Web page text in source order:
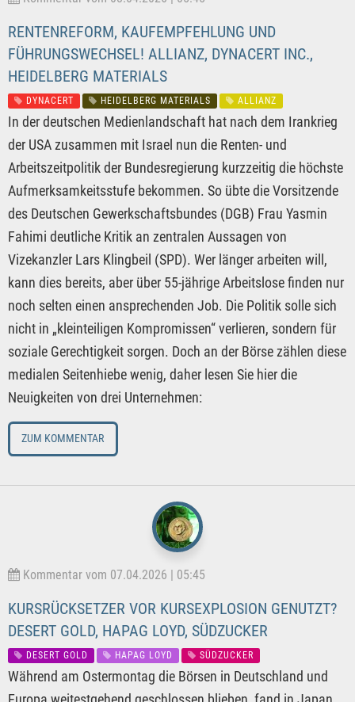
RENTENREFORM, KAUFEMPFEHLUNG UND
FÜHRUNGSWECHSEL! ALLIANZ, DYNACERT INC.,
HEIDELBERG MATERIALS
DYNACERT HEIDELBERG MATERIALS ALLIANZ
In der deutschen Medienlandschaft hat nach dem Irankrieg
der USA zusammen mit Israel nun die Renten- und
Arbeitszeitpolitik der Bundesregierung kurzzeitig die höchste
Aufmerksamkeitsstufe bekommen. So übte die Vorsitzende
des Deutschen Gewerkschaftsbundes (DGB) Frau Yasmin
Fahimi deutliche Kritik an zentralen Aussagen von
Vizekanzler Lars Klingbeil (SPD). Wer länger arbeiten will,
kann dies bereits, aber über 55-jährige Arbeitslose finden nur
noch selten einen ansprechenden Job. Die Politik solle sich
nicht in „kleinteiligen Kompromissen“ verlieren, sondern für
soziale Gerechtigkeit sorgen. Doch an der Börse zählen diese
medialen Seitenhiebe wenig, daher lesen Sie hier die
Neuigkeiten von drei Unternehmen:
ZUM KOMMENTAR
Kommentar vom 07.04.2026 | 05:45
KURSRÜCKSETZER VOR KURSEXPLOSION GENUTZT?
DESERT GOLD, HAPAG LOYD, SÜDZUCKER
DESERT GOLD HAPAG LOYD SÜDZUCKER
Während am Ostermontag die Börsen in Deutschland und